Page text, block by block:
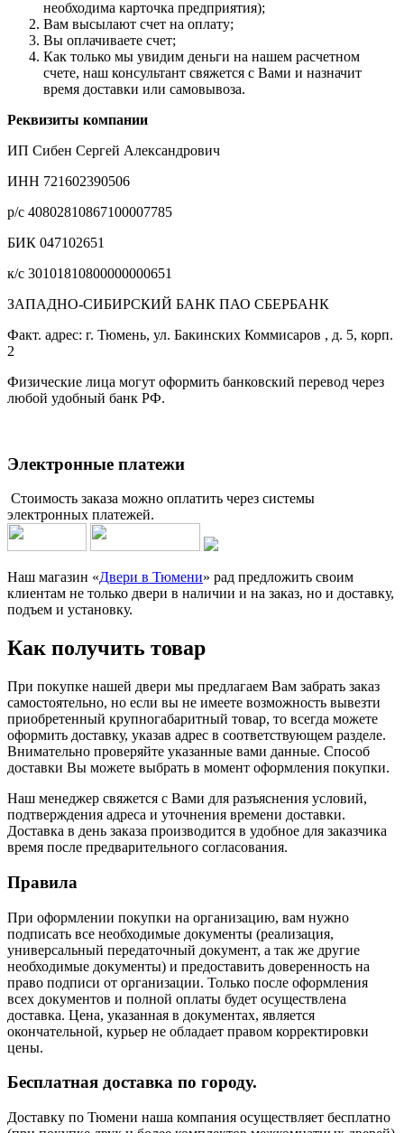
необходима карточка предприятия);
Вам высылают счет на оплату;
Вы оплачиваете счет;
Как только мы увидим деньги на нашем расчетном
счете, наш консультант свяжется с Вами и назначит
время доставки или самовывоза.
Реквизиты компании
ИП Сибен Сергей Александрович
ИНН 721602390506
р/с 40802810867100007785
БИК 047102651
к/с 30101810800000000651
ЗАПАДНО-СИБИРСКИЙ БАНК ПАО СБЕРБАНК
Факт. адрес: г. Тюмень, ул. Бакинских Коммисаров , д. 5, корп.
2
Физические лица могут оформить банковский перевод через
любой удобный банк РФ.
Электронные платежи
Стоимость заказа можно оплатить через системы
электронных платежей.
Наш магазин «Двери в Тюмени» рад предложить своим
клиентам не только двери в наличии и на заказ, но и доставку,
подъем и установку.
Как получить товар
При покупке нашей двери мы предлагаем Вам забрать заказ
самостоятельно, но если вы не имеете возможность вывезти
приобретенный крупногабаритный товар, то всегда можете
оформить доставку, указав адрес в соответствующем разделе.
Внимательно проверяйте указанные вами данные. Способ
доставки Вы можете выбрать в момент оформления покупки.
Наш менеджер свяжется с Вами для разъяснения условий,
подтверждения адреса и уточнения времени доставки.
Доставка в день заказа производится в удобное для заказчика
время после предварительного согласования.
Правила
При оформлении покупки на организацию, вам нужно
подписать все необходимые документы (реализация,
универсальный передаточный документ, а так же другие
необходимые документы) и предоставить доверенность на
право подписи от организации. Только после оформления
всех документов и полной оплаты будет осуществлена
доставка. Цена, указанная в документах, является
окончательной, курьер не обладает правом корректировки
цены.
Бесплатная доставка по городу.
Доставку по Тюмени наша компания осуществляет бесплатно